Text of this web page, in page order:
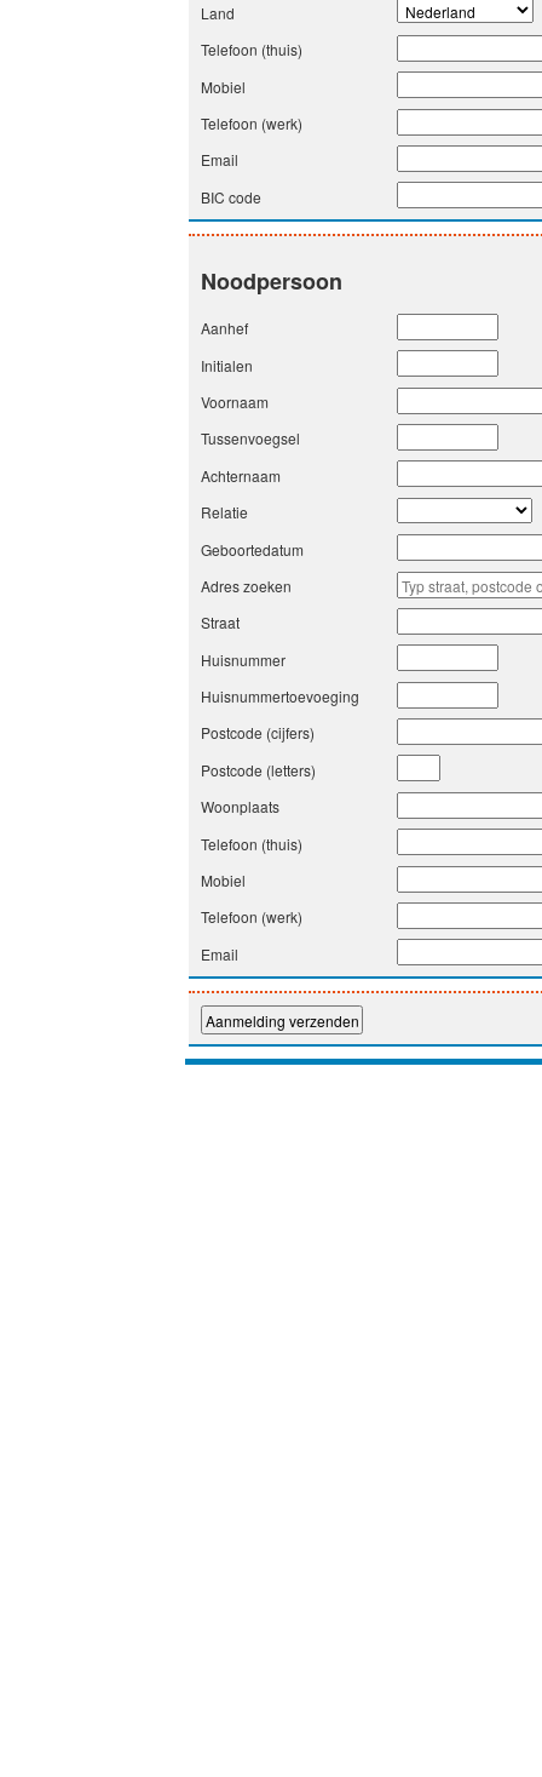
Land
Telefoon (thuis)
Mobiel
Telefoon (werk)
Email
BIC code
Noodpersoon
Aanhef
Initialen
Voornaam
Tussenvoegsel
Achternaam
Relatie
Geboortedatum
Adres zoeken
Straat
Huisnummer
Huisnummertoevoeging
Postcode (cijfers)
Postcode (letters)
Woonplaats
Telefoon (thuis)
Mobiel
Telefoon (werk)
Email